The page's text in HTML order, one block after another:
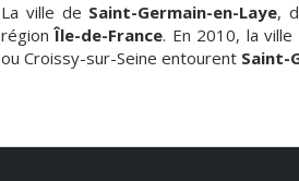
La ville de Saint-Germain-en-Laye,
régionÎle-de-France. En 2010, la
ou Croissy-sur-Seine entourent Saint-